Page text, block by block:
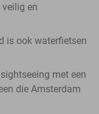
en
is ook waterfietsen
met een
die Amsterdam